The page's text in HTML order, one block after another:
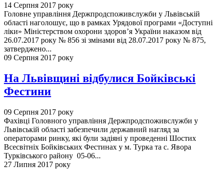
14 Серпня 2017 року
Головне управління Держпродспоживслужби у Львівській
області наголошує, що в рамках Урядової програми «Доступні
ліки» Міністерством охорони здоров’я України наказом від
26.07.2017 року № 856 зі змінами від 28.07.2017 року № 875,
затверджено...
09 Серпня 2017 року
На Львівщині відбулися Бойківські
Фестини
09 Серпня 2017 року
Фахівці Головного управління Держпродспоживслужби у
Львівській області забезпечили державний нагляд за
операторами ринку, які були задіяні у проведенні Шостих
Всесвітніх Бойківських Фестинах у м. Турка та с. Явора
Турківського району 05-06...
27 Липня 2017 року